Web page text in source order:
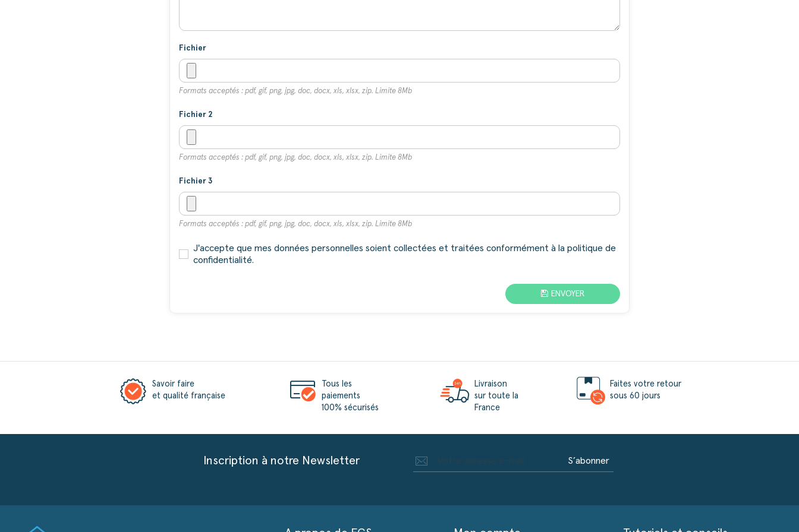
Fichier
Formats acceptés : pdf, gif, png, jpg, doc, docx, xls, xlsx, zip. Limite 8Mb
Fichier 2
Formats acceptés : pdf, gif, png, jpg, doc, docx, xls, xlsx, zip. Limite 8Mb
Fichier 3
Formats acceptés : pdf, gif, png, jpg, doc, docx, xls, xlsx, zip. Limite 8Mb
J'accepte que mes données personnelles soient collectées et traitées conformément à la politique de
confidentialité.
ENVOYER
Savoir faire
et qualité française
Tous les
paiements
100% sécurisés
Livraison
sur toute la
France
Faites votre retour
sous 60 jours
Inscription à notre Newsletter S’abonner